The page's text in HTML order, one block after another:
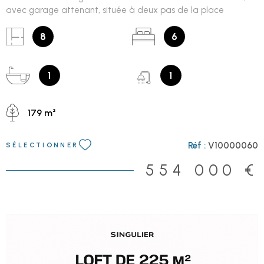
avec garage attenant, située à deux pas de la place
Vieux-Mons. Implantée dans une jolie rue calme et
résidentielle, la maison bénéficie d’un emplacement idéal, à
axes. Au rez-de-chaussée, vous découvrirez une double
réception de caractère ayant conservé tout le charme de
plafond de 3,17 m. La pièce de vie se prolonge par une
salon est équipé d’un poêle à bois, idéal pour les soirées d’hiver,
ainsi que d’une climatisation réversible pour un confort optimal
en été. Un WC avec lave-mains et un accès direct au garage
attenant complètent ce niveau. À l’extérieur, vous profiterez
2e étage, de 3 chambres supplémentaires, d’une salle de
m² avec une belle hauteur sous plafond sur plancher d'origine
8 6
1 1
179 m²
SÉLECTIONNER Réf : V10000060
554 000 €